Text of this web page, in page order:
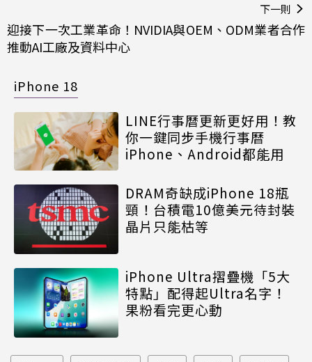
下一則
迎接下一次工業革命！NVIDIA與OEM、ODM業者合作
推動AI工廠及資料中心
iPhone 18
LINE行事曆更新更好用！教
你一鍵同步手機行事曆
iPhone、Android都能用
DRAM奇缺成iPhone 18瓶
頸！台積電10億美元待封裝
晶片只能枯等
iPhone Ultra摺疊機「5大
特點」配得起Ultra名字！
果粉看完更心動